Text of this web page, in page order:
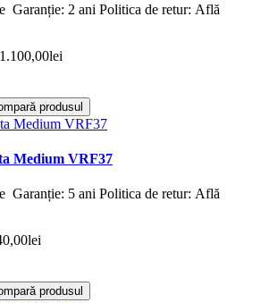
2 ani Politica de retur: Află
produsul
Medium VRF37
5 ani Politica de retur: Află
produsul